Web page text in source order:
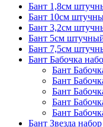
Бант 1,8см
Бант 10см
Бант 3,2см
Бант 5см
Бант 7,5см
Бант Бабочка
Бант
Бант
Бант
Бант
Бант
Бант Звезда набор